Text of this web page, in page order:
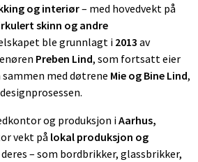
og interiør– med hovedvekt på
skinn og andre
ble grunnlagt i 2013 av
Preben Lind, som fortsatt eier
med døtrene Mie og Bine Lind,
og produksjon iAarhus,
vekt på lokal produksjon og
– som bordbrikker, glassbrikker,